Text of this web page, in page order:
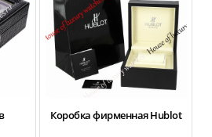
Коробка фирменная Hublot